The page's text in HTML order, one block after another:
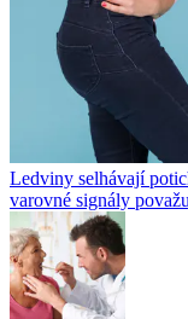
Ledviny selhávají
varovné signály